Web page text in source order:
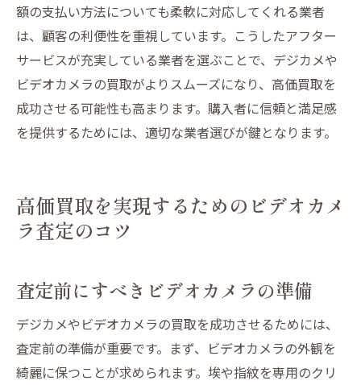
額の支払い方法についても柔軟に対応してくれる業者
は、顧客の利便性を重視しています。こうしたアフター
サービスが充実している業者を選ぶことで、デジカメや
ビデオカメラの買取がよりスムーズになり、高価買取を
成功させる可能性も高まります。購入者に信頼と満足感
を提供するためには、適切な業者選びが鍵となります。
高価買取を実現するためのビデオカメ
ラ査定のコツ
査定前にすべきビデオカメラの準備
デジカメやビデオカメラの買取を成功させるためには、
査定前の準備が重要です。まず、ビデオカメラの外観を
綺麗に保つことが求められます。埃や指紋を専用のクリ